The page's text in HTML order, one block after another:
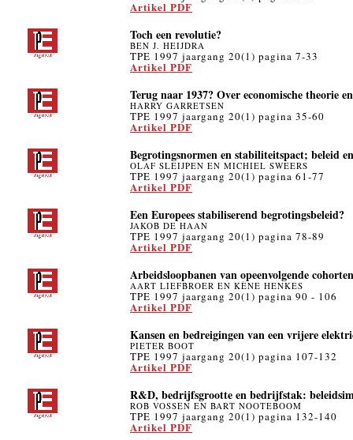
Artikel PDF
Toch een revolutie?
BEN J. HEIJDRA
TPE 1997 jaargang 20(1) pagina 7-33
Artikel PDF
Terug naar 1937? Over economische theorie
HARRY GARRETSEN
TPE 1997 jaargang 20(1) pagina 35-60
Artikel PDF
Begrotingsnormen en stabiliteitspact; beleid
OLAF SLEIJPEN EN MICHIEL SWEERS
TPE 1997 jaargang 20(1) pagina 61-77
Artikel PDF
Een Europees stabiliserend begrotingsbeleid?
JAKOB DE HAAN
TPE 1997 jaargang 20(1) pagina 78-89
Artikel PDF
Arbeidsloopbanen van opeenvolgende
AART LIEFBROER EN KÈNE HENKES
TPE 1997 jaargang 20(1) pagina 90 - 106
Artikel PDF
Kansen en bedreigingen van een vrijere
PIETER BOOT
TPE 1997 jaargang 20(1) pagina 107-132
Artikel PDF
R&D, bedrijfsgrootte en bedrijfstak:
ROB VOSSEN EN BART NOOTEBOOM
TPE 1997 jaargang 20(1) pagina 132-140
Artikel PDF